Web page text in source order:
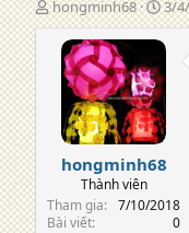
T
á
hongminh68
N
g
à
đ
ă
n
g
3/
hongminh68
Thành viên
Tham gia
7/10/2018
Bài viết
0